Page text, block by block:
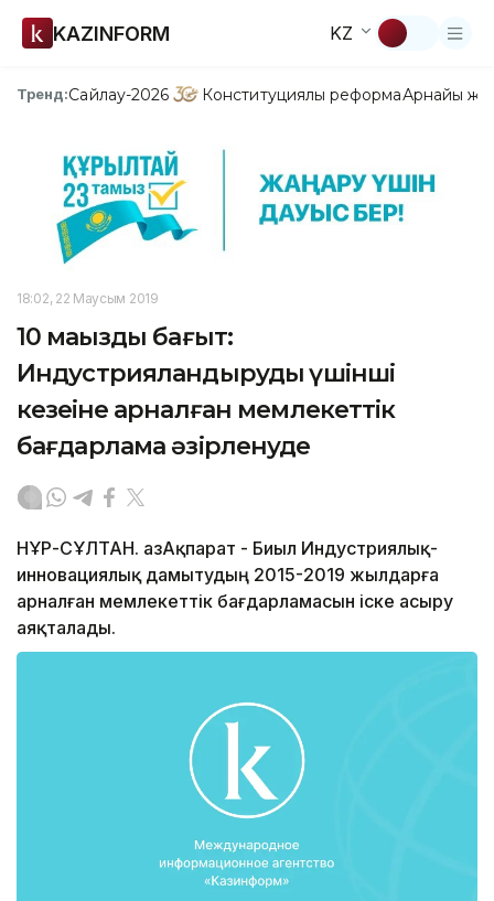
KAZINFORM KZ
Тренд:Сайлау-2026 Конституциялық реформаАрнайы
18:02, 22 Маусым 2019
10 маңызды бағыт:
Индустрияландырудың үшінші
кезеңіне арналған мемлекеттік
бағдарлама әзірленуде
НҰР-СҰЛТАН. ҚазАқпарат - Биыл Индустриялық-
инновациялық дамытудың 2015-2019 жылдарға
арналған мемлекеттік бағдарламасын іске асыру
аяқталады.